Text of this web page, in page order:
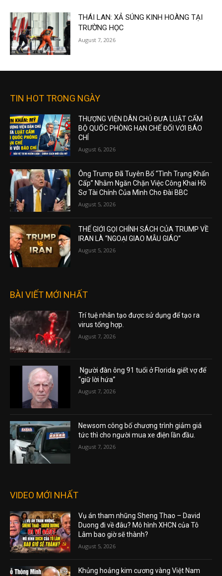
THÁI LAN: XẢ SÚNG KINH HOÀNG TẠI
TRƯỜNG HỌC
August 7, 2026
TIN HOT TRONG NGÀY
THƯỢNG VIỆN DÂN CHỦ ĐƯA LUẬT CẤM
BỘ QUỐC PHÒNG HẠN CHẾ ĐỐI VỚI BÁO
CHÍ
August 6, 2026
Ông Trump Đã Tuyên Bố “Tình Trạng Khẩn
Cấp” Nhằm Ngăn Chặn Việc Công Khai Hồ
Sơ Tài Chính Của Mình Cho Đài BBC
August 5, 2026
THẾ GIỚI GỌI CHÍNH SÁCH CỦA TRUMP VỀ
IRAN LÀ “NGOẠI GIAO MẪU GIÁO”
August 5, 2026
BÀI VIẾT MỚI NHẤT
Trí tuệ nhân tạo được sử dụng để tạo ra
virus tổng hợp.
August 7, 2026
Người đàn ông 91 tuổi ở Florida giết vợ để
“giữ lời hứa”
August 7, 2026
Newsom công bố chương trình giảm giá
tức thì cho người mua xe điện lần đầu.
August 7, 2026
VIDEO MỚI NHẤT
Vụ án tham nhũng Sheng Thao – David
Duong đi về đâu? Mô hình XHCN của Tô
Lâm bao giờ sẽ thành?
August 5, 2026
Khủng hoảng kim cương vàng Việt Nam